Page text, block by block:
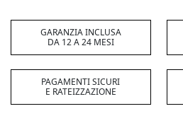
GARANZIA INCLUSA
DA 12 A 24 MESI
PAGAMENTI SICURI
E RATEIZZAZIONE